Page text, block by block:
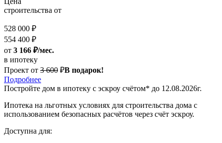
строительства от
528 000 ₽
554 400 ₽
от 3 166 ₽/мес.
в ипотеку
Проект от 3 600 ₽В подарок!
Подробнее
Постройте дом в ипотеку с эскроу счётом* до 12.08.2026г.
Ипотека на льготных условиях для строительства дома с
использованием безопасных расчётов через счёт эскроу.
Доступна для: